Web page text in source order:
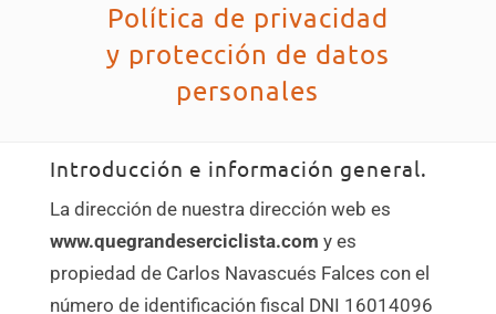
Política de privacidad
y protección de datos
personales
Introducción e información general.
La dirección de nuestra dirección web es
www.quegrandeserciclista.com y es
propiedad de Carlos Navascués Falces con el
número de identificación fiscal DNI 16014096